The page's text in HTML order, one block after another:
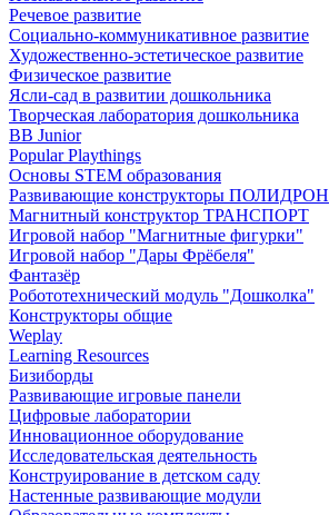
Речевое развитие
Социально-коммуникативное развитие
Художественно-эстетическое развитие
Физическое развитие
Ясли-сад в развитии дошкольника
Творческая лаборатория дошкольника
BB Junior
Popular Playthings
Основы STEM образования
Развивающие конструкторы ПОЛИДРОН
Магнитный конструктор ТРАНСПОРТ
Игровой набор "Магнитные фигурки"
Игровой набор "Дары Фрёбеля"
Фантазёр
Робототехнический модуль "Дошколка"
Конструкторы общие
Weplay
Learning Resources
Бизиборды
Развивающие игровые панели
Цифровые лаборатории
Инновационное оборудование
Исследовательская деятельность
Конструирование в детском саду
Настенные развивающие модули